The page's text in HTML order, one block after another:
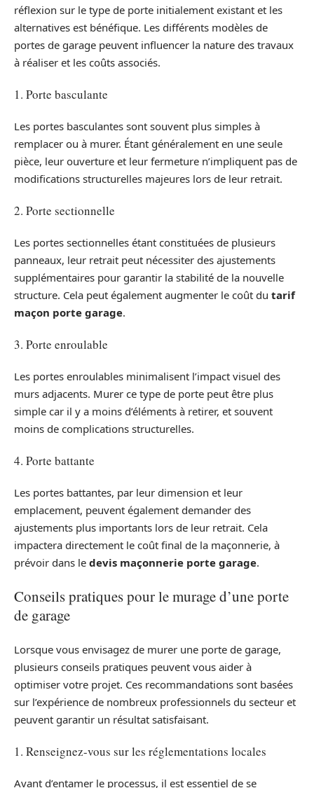
réflexion sur le type de porte initialement existant et les
alternatives est bénéfique. Les différents modèles de
portes de garage peuvent influencer la nature des travaux
à réaliser et les coûts associés.
1. Porte basculante
Les portes basculantes sont souvent plus simples à
remplacer ou à murer. Étant généralement en une seule
pièce, leur ouverture et leur fermeture n’impliquent pas de
modifications structurelles majeures lors de leur retrait.
2. Porte sectionnelle
Les portes sectionnelles étant constituées de plusieurs
panneaux, leur retrait peut nécessiter des ajustements
supplémentaires pour garantir la stabilité de la nouvelle
structure. Cela peut également augmenter le coût du tarif
maçon porte garage.
3. Porte enroulable
Les portes enroulables minimalisent l’impact visuel des
murs adjacents. Murer ce type de porte peut être plus
simple car il y a moins d’éléments à retirer, et souvent
moins de complications structurelles.
4. Porte battante
Les portes battantes, par leur dimension et leur
emplacement, peuvent également demander des
ajustements plus importants lors de leur retrait. Cela
impactera directement le coût final de la maçonnerie, à
prévoir dans le devis maçonnerie porte garage.
Conseils pratiques pour le murage d’une porte
de garage
Lorsque vous envisagez de murer une porte de garage,
plusieurs conseils pratiques peuvent vous aider à
optimiser votre projet. Ces recommandations sont basées
sur l’expérience de nombreux professionnels du secteur et
peuvent garantir un résultat satisfaisant.
1. Renseignez-vous sur les réglementations locales
Avant d’entamer le processus, il est essentiel de se